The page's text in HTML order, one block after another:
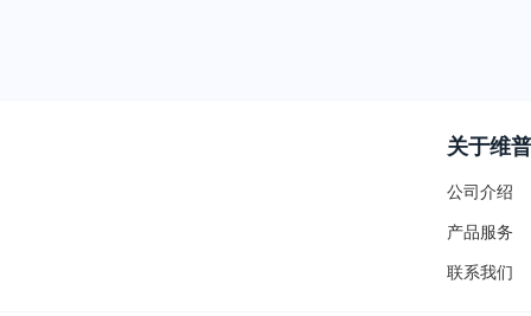
关于维普
公司介绍
产品服务
联系我们